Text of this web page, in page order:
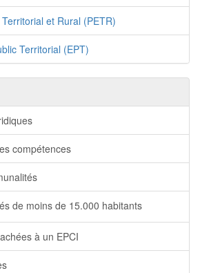
et Rural (PETR)
Territorial (EPT)
compétences
de moins de 15.000 habitants
à un EPCI